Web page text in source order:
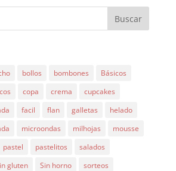
bollos bombones
Básicos
copa crema
cupcakes
facil flan galletas
helado
microondas milhojas
mousse
pastel pastelitos
salados
gluten Sin horno
sorteos